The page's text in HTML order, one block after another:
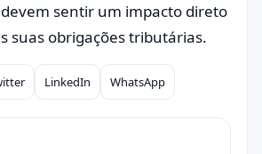
sentir um impacto direto
suas obrigações tributárias.
LinkedIn WhatsApp